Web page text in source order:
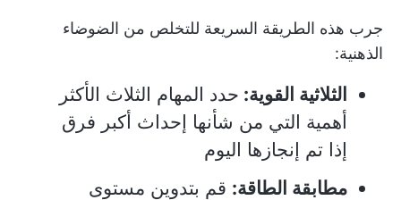
جرب هذه الطريقة السريعة للتخلص من الضوضاء
الذهنية:
الثلاثية القوية: حدد المهام الثلاث الأكثر
أهمية التي من شأنها إحداث أكبر فرق
إذا تم إنجازها اليوم
مطابقة الطاقة: قم بتدوين مستوى